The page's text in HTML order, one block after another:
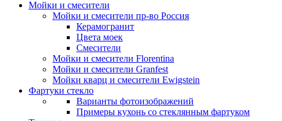
Мойки и смесители
Мойки и смесители пр-во Россия
Керамогранит
Цвета моек
Смесители
Мойки и смесители Florentina
Мойки и смесители Granfest
Мойки кварц и смесители Ewigstein
Фартуки стекло
Варианты фотоизображений
Примеры кухонь со стеклянным фартуком